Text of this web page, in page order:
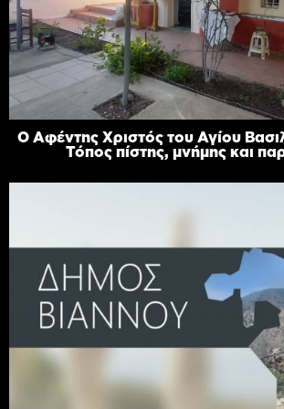
Ο Αφέντης Χριστός του Αγίου
Τόπος πίστης, μνήμης και